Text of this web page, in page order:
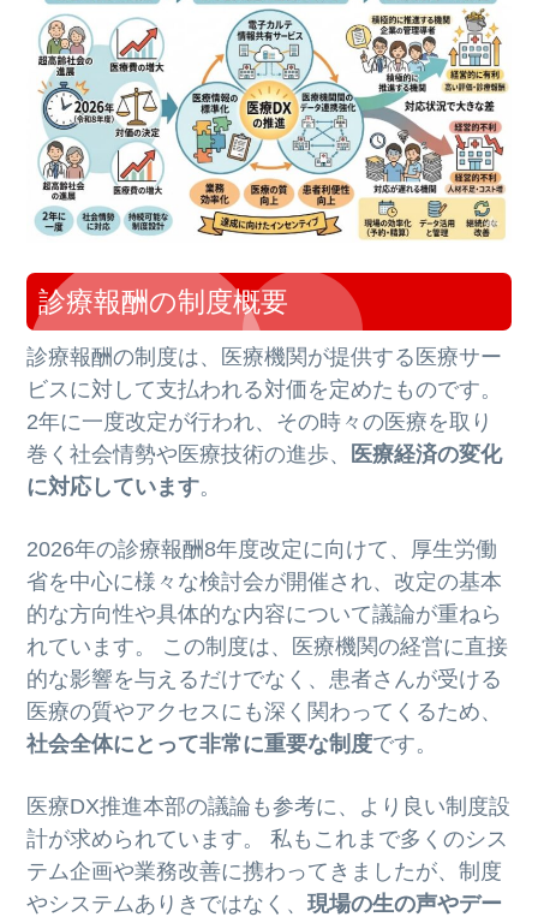
診療報酬の制度概要
診療報酬の制度は、医療機関が提供する医療サー
ビスに対して支払われる対価を定めたものです。
2年に一度改定が行われ、その時々の医療を取り
巻く社会情勢や医療技術の進歩、
医療経済の変化
に対応しています。
2026年の診療報酬8年度改定に向けて、厚生労働
省を中心に様々な検討会が開催され、改定の基本
的な方向性や具体的な内容について議論が重ねら
れています。 この制度は、医療機関の経営に直接
的な影響を与えるだけでなく、患者さんが受ける
医療の質やアクセスにも深く関わってくるため、
社会全体にとって非常に重要な制度です。
医療DX推進本部の議論も参考に、より良い制度設
計が求められています。 私もこれまで多くのシス
テム企画や業務改善に携わってきましたが、制度
やシステムありきではなく、現場の生の声やデー